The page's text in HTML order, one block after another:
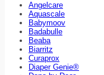
Angelcare
Aquascale
Babymoov
Badabulle
Beaba
Biarritz
Curaprox
Diaper Genie®